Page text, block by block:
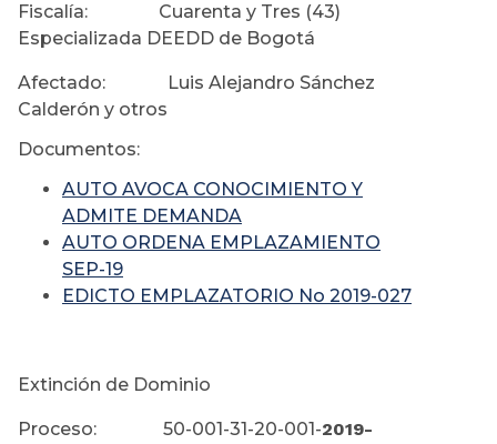
Fiscalía: Cuarenta y Tres (43)
Especializada DEEDD de Bogotá
Afectado: Luis Alejandro Sánchez
Calderón y otros
Documentos:
AUTO AVOCA CONOCIMIENTO Y
ADMITE DEMANDA
AUTO ORDENA EMPLAZAMIENTO
SEP-19
EDICTO EMPLAZATORIO No 2019-027
Extinción de Dominio
Proceso: 50-001-31-20-001-2019-